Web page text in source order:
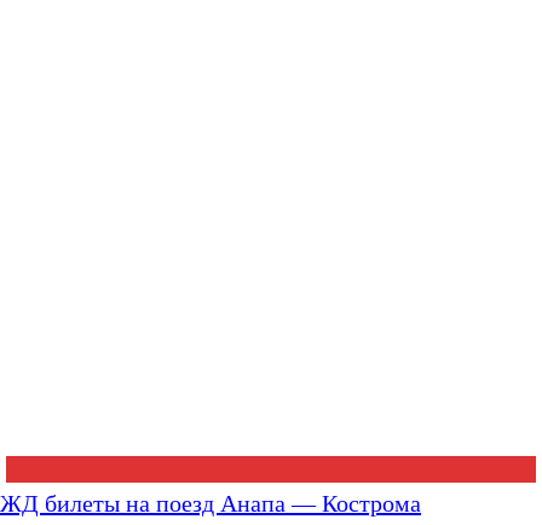
ЖД билеты на поезд Анапа — Кострома